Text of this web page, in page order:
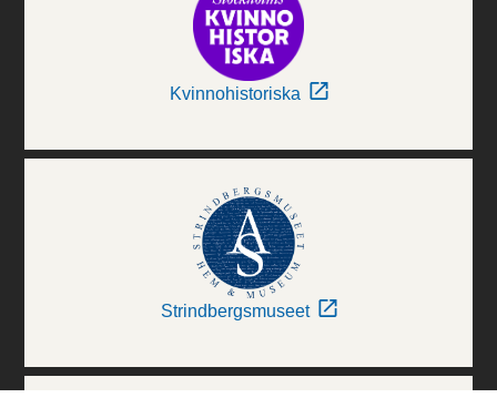
Kvinnohistoriska
Strindbergsmuseet